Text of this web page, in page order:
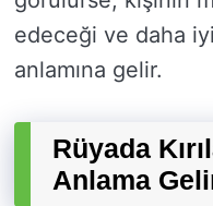
edeceği ve daha
anlamına gelir.
Rüyada
Anlama